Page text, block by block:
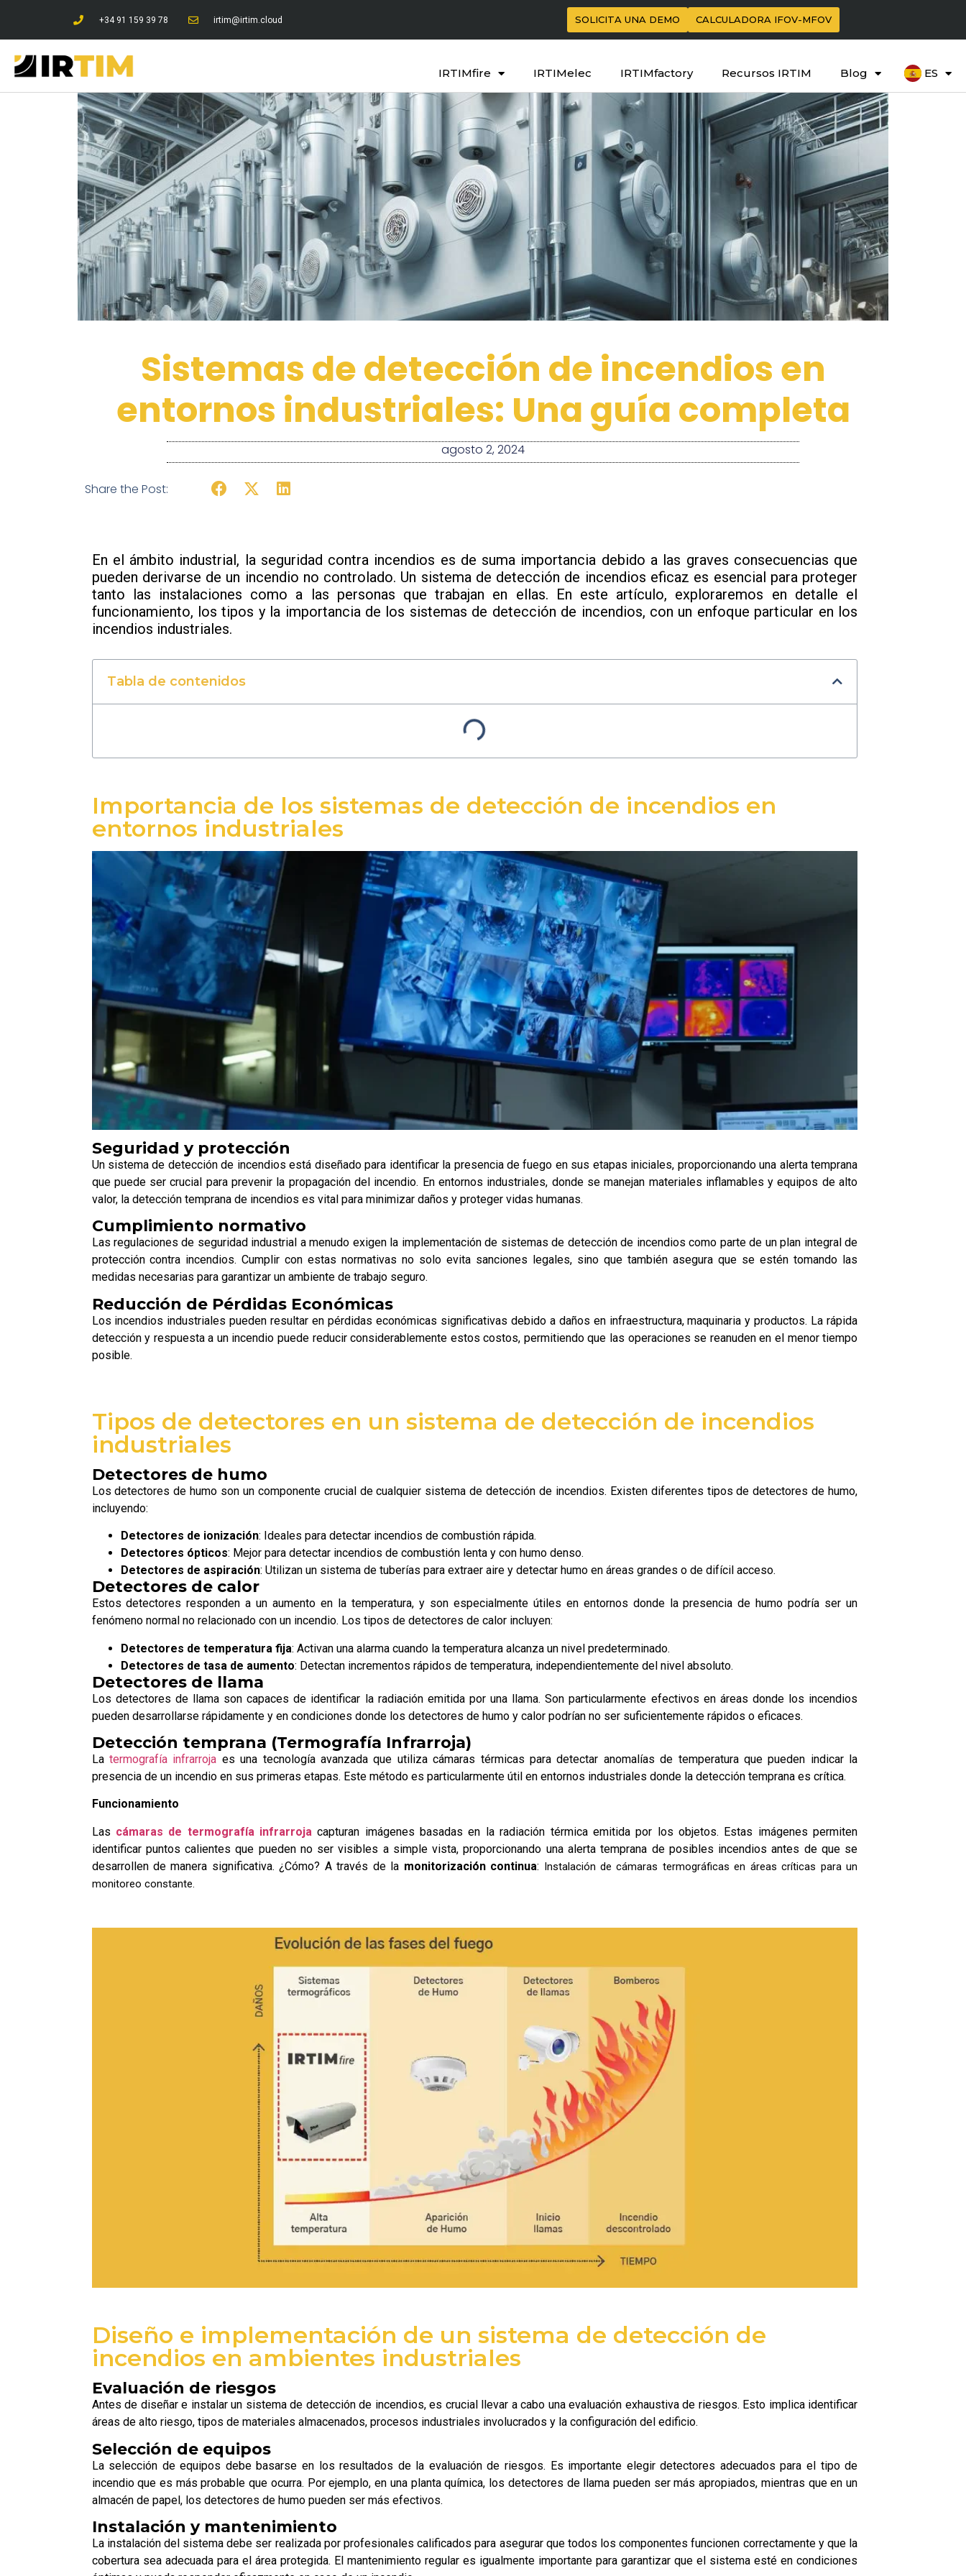
+34 91 159 39 78 irtim@irtim.cloud SOLICITA UNA DEMO CALCULADORA IFOV-MFOV
IRTIMfire IRTIMelec IRTIMfactory Recursos IRTIM Blog ES
Sistemas de detección de incendios en
entornos industriales: Una guía completa
agosto 2, 2024
Share the Post:
En el ámbito industrial, la seguridad contra incendios es de suma importancia debido a las graves consecuencias que
pueden derivarse de un incendio no controlado. Un sistema de detección de incendios eficaz es esencial para proteger
tanto las instalaciones como a las personas que trabajan en ellas. En este artículo, exploraremos en detalle el
funcionamiento, los tipos y la importancia de los sistemas de detección de incendios, con un enfoque particular en los
incendios industriales.
Tabla de contenidos
Importancia de los sistemas de detección de incendios en
entornos industriales
Seguridad y protección
Un sistema de detección de incendios está diseñado para identificar la presencia de fuego en sus etapas iniciales, proporcionando una alerta temprana
que puede ser crucial para prevenir la propagación del incendio. En entornos industriales, donde se manejan materiales inflamables y equipos de alto
valor, la detección temprana de incendios es vital para minimizar daños y proteger vidas humanas.
Cumplimiento normativo
Las regulaciones de seguridad industrial a menudo exigen la implementación de sistemas de detección de incendios como parte de un plan integral de
protección contra incendios. Cumplir con estas normativas no solo evita sanciones legales, sino que también asegura que se estén tomando las
medidas necesarias para garantizar un ambiente de trabajo seguro.
Reducción de Pérdidas Económicas
Los incendios industriales pueden resultar en pérdidas económicas significativas debido a daños en infraestructura, maquinaria y productos. La rápida
detección y respuesta a un incendio puede reducir considerablemente estos costos, permitiendo que las operaciones se reanuden en el menor tiempo
posible.
Tipos de detectores en un sistema de detección de incendios
industriales
Detectores de humo
Los detectores de humo son un componente crucial de cualquier sistema de detección de incendios. Existen diferentes tipos de detectores de humo,
incluyendo:
Detectores de ionización: Ideales para detectar incendios de combustión rápida.
Detectores ópticos: Mejor para detectar incendios de combustión lenta y con humo denso.
Detectores de aspiración: Utilizan un sistema de tuberías para extraer aire y detectar humo en áreas grandes o de difícil acceso.
Detectores de calor
Estos detectores responden a un aumento en la temperatura, y son especialmente útiles en entornos donde la presencia de humo podría ser un
fenómeno normal no relacionado con un incendio. Los tipos de detectores de calor incluyen:
Detectores de temperatura fija: Activan una alarma cuando la temperatura alcanza un nivel predeterminado.
Detectores de tasa de aumento: Detectan incrementos rápidos de temperatura, independientemente del nivel absoluto.
Detectores de llama
Los detectores de llama son capaces de identificar la radiación emitida por una llama. Son particularmente efectivos en áreas donde los incendios
pueden desarrollarse rápidamente y en condiciones donde los detectores de humo y calor podrían no ser suficientemente rápidos o eficaces.
Detección temprana (Termografía Infrarroja)
La termografía infrarroja es una tecnología avanzada que utiliza cámaras térmicas para detectar anomalías de temperatura que pueden indicar la
presencia de un incendio en sus primeras etapas. Este método es particularmente útil en entornos industriales donde la detección temprana es crítica.
Funcionamiento
Las cámaras de termografía infrarroja capturan imágenes basadas en la radiación térmica emitida por los objetos. Estas imágenes permiten
identificar puntos calientes que pueden no ser visibles a simple vista, proporcionando una alerta temprana de posibles incendios antes de que se
desarrollen de manera significativa. ¿Cómo? A través de la monitorización continua: Instalación de cámaras termográficas en áreas críticas para un
monitoreo constante.
Diseño e implementación de un sistema de detección de
incendios en ambientes industriales
Evaluación de riesgos
Antes de diseñar e instalar un sistema de detección de incendios, es crucial llevar a cabo una evaluación exhaustiva de riesgos. Esto implica identificar
áreas de alto riesgo, tipos de materiales almacenados, procesos industriales involucrados y la configuración del edificio.
Selección de equipos
La selección de equipos debe basarse en los resultados de la evaluación de riesgos. Es importante elegir detectores adecuados para el tipo de
incendio que es más probable que ocurra. Por ejemplo, en una planta química, los detectores de llama pueden ser más apropiados, mientras que en un
almacén de papel, los detectores de humo pueden ser más efectivos.
Instalación y mantenimiento
La instalación del sistema debe ser realizada por profesionales calificados para asegurar que todos los componentes funcionen correctamente y que la
cobertura sea adecuada para el área protegida. El mantenimiento regular es igualmente importante para garantizar que el sistema esté en condiciones